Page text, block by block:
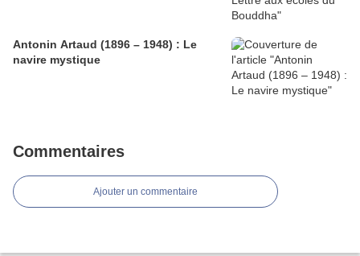
Antonin Artaud (1896 – 1948) : Le
navire mystique
Commentaires
Ajouter un commentaire